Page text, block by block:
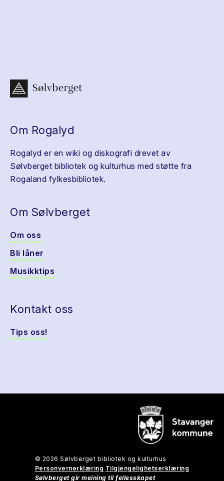
Om Rogalyd
Rogalyd er en wiki og diskografi drevet av
Sølvberget bibliotek og kulturhus med støtte fra
Rogaland fylkesbibliotek.
Om Sølvberget
Om oss
Bli låner
Musikktips
Kontakt oss
Tips oss!
© 2026 Sølvberget bibliotek og kulturhus
Personvernerklæring Tilgjengelighetserklæring
Sølvberget gir meining til fellesskapet